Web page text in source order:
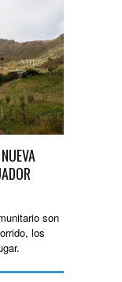
son
los